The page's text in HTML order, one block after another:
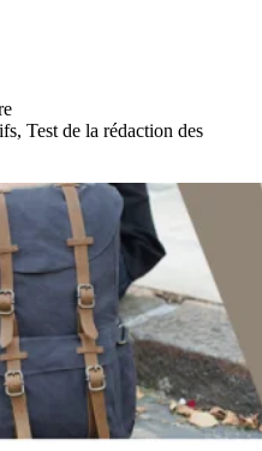
Test de la rédaction des